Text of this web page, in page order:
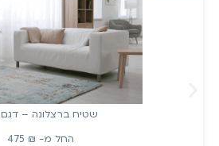
שטיח ברצלונה – דגם 07
החל מ-
475 ₪